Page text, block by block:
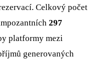
Celkový počet
297
platformy mezi
generovaných